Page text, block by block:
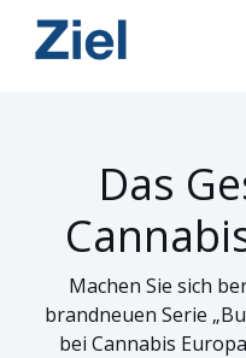
Das
Machen Sie sich
brandneuen Serie
bei Cannabis